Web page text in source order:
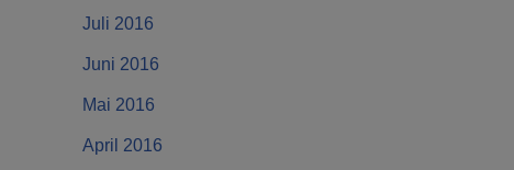
Juli 2016
Juni 2016
Mai 2016
April 2016